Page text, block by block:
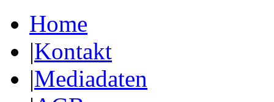
Home
|Kontakt
|Mediadaten